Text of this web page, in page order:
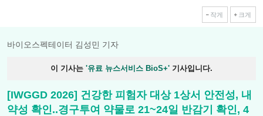
작게 크게
바이오스펙테이터 김성민 기자
이 기사는 '유료 뉴스서비스 BioS+' 기사입니다.
[IWGGD 2026] 건강한 피험자 대상 1상서 안전성, 내
약성 확인..경구투여 약물로 21~24일 반감기 확인, 4